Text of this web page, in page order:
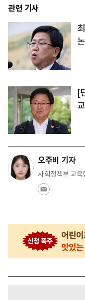
관련 기사
[
오주비 기자
사회정책부 교육